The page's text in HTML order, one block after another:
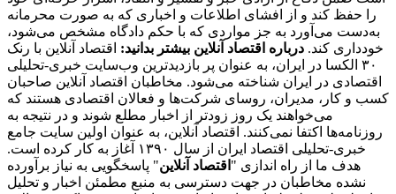
را حفظ کند و از افشای اطلاعات و اخباری که به صورت محرمانه
به‌دست می‌آورد به جز مواردی که با حکم دادگاه مشخص می‌شود،
خودداری کند. درباره اقتصاد آنلاین بیشتر بدانید: اقتصاد آنلاین با رنک
۳۰ الکسا در ایران، به عنوان پر بازدیدترین وب‌سایت خبری-تحلیلی
اقتصادی در ایران شناخته می‌شود. مخاطبان اقتصاد آنلاین صاحبان
کسب و کار، مدیران، روسای شرکت‌ها و فعالان اقتصادی هستند که
می‌خواهند یک روز زودتر از اخبار مطلع شوند و در نتیجه به
روزنامه‌ها اکتفا نمی‌کنند. اقتصاد آنلاین، به عنوان اولین سایت جامع
خبری-تحلیلی اقتصاد ایران از سال ۱۳۹۰ آغاز به کار کرده است.
هدف ما از راه اندازی " اقتصاد آنلاین" پاسخگویی به نیاز برآورده
نشده مخاطبان در جهت دسترسی به منبع مطمئن اخبار و تحلیل